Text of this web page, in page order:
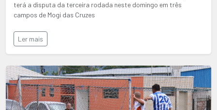
terá a disputa da terceira rodada neste domingo em três
campos de Mogi das Cruzes
Ler mais